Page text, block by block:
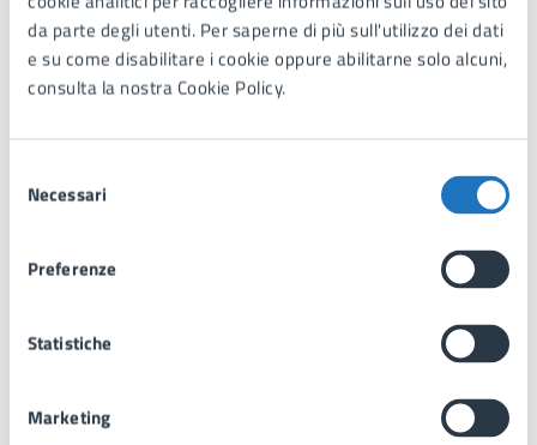
da parte degli utenti. Per saperne di più sull'utilizzo dei dati
e su come disabilitare i cookie oppure abilitarne solo alcuni,
consulta la nostra Cookie Policy.
delNecessari
Preferenze
Statistiche
Marketing
Modulo domanda sostituzione duplicato
- APPROVAZIONE NUOVO DISCIPLINARE DEI
Manduria centro - ver. 06_2021